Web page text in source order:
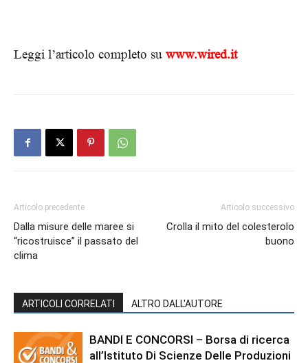
Leggi l’articolo completo su www.wired.it
Articolo precedente
Dalla misure delle maree si
“ricostruisce” il passato del
clima
Articolo successivo
Crolla il mito del colesterolo
buono
ARTICOLI CORRELATI ALTRO DALL'AUTORE
BANDI E CONCORSI – Borsa di ricerca
all’Istituto Di Scienze Delle Produzioni